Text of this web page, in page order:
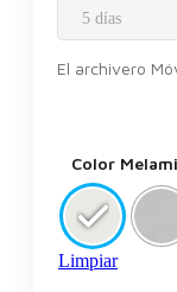
5 días
El archivero
Color
Limpiar